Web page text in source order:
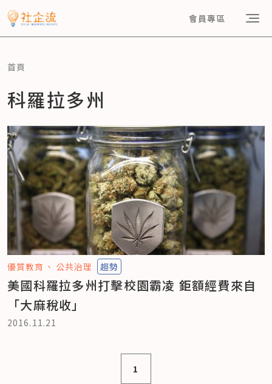
會員專區
首頁
科羅拉多州
優質教育 公共治理 趨勢
美國科羅拉多州打擊校園霸凌 鉅額經費來自
「大麻稅收」
2016.11.21
1